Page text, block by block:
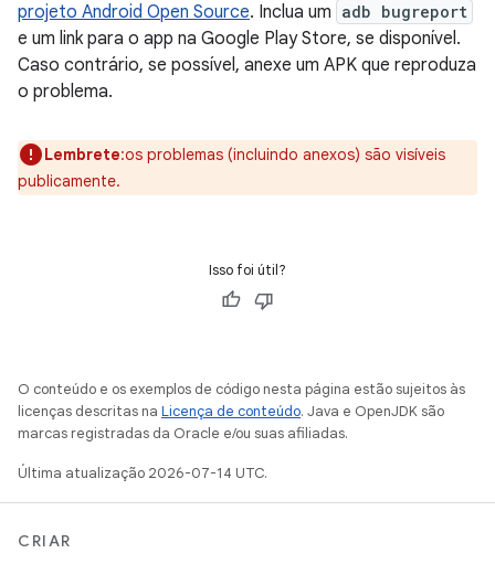
projeto Android Open Source. Inclua um adb bugreport
e um link para o app na Google Play Store, se disponível.
Caso contrário, se possível, anexe um APK que reproduza
o problema.
Lembrete:os problemas (incluindo anexos) são visíveis
publicamente.
Isso foi útil?
O conteúdo e os exemplos de código nesta página estão sujeitos às
licenças descritas na Licença de conteúdo. Java e OpenJDK são
marcas registradas da Oracle e/ou suas afiliadas.
Última atualização 2026-07-14 UTC.
CRIAR